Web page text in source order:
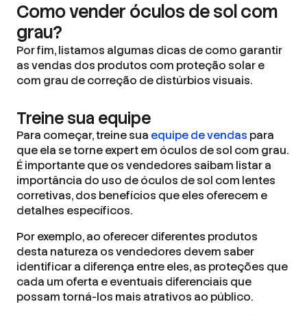
Como vender óculos de sol com
grau?
Por fim, listamos algumas dicas de como garantir
as vendas dos produtos com proteção solar e
com grau de correção de distúrbios visuais.
Treine sua equipe
Para começar, treine sua equipe de vendas para
que ela se torne expert em óculos de sol com grau.
É importante que os vendedores saibam listar a
importância do uso de óculos de sol com lentes
corretivas, dos benefícios que eles oferecem e
detalhes específicos.
Por exemplo, ao oferecer diferentes produtos
desta natureza os vendedores devem saber
identificar a diferença entre eles, as proteções que
cada um oferta e eventuais diferenciais que
possam torná-los mais atrativos ao público.